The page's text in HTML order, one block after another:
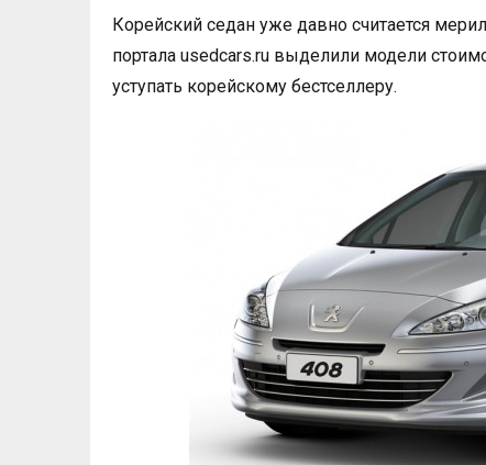
Корейский седан уже давно считается
портала usedcars.ru выделили модели
уступать корейскому бестселлеру.